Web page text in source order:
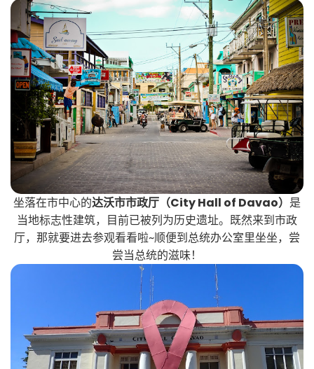
坐落在市中心的达沃市市政厅（City Hall of Davao） 是
当地标志性建筑，目前已被列为历史遗址。既然来到市政
厅，那就要进去参观看看啦~顺便到总统办公室里坐坐，尝
尝当总统的滋味！